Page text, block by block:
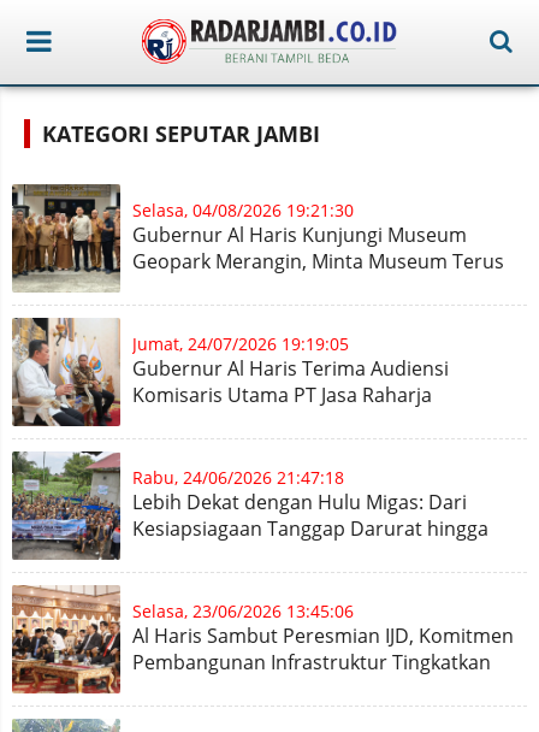
KATEGORI SEPUTAR JAMBI
Selasa, 04/08/2026 19:21:30
Gubernur Al Haris Kunjungi Museum
Geopark Merangin, Minta Museum Terus
Jumat, 24/07/2026 19:19:05
Gubernur Al Haris Terima Audiensi
Komisaris Utama PT Jasa Raharja
Rabu, 24/06/2026 21:47:18
Lebih Dekat dengan Hulu Migas: Dari
Kesiapsiagaan Tanggap Darurat hingga
Selasa, 23/06/2026 13:45:06
Al Haris Sambut Peresmian IJD, Komitmen
Pembangunan Infrastruktur Tingkatkan